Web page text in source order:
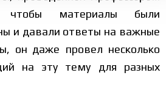
материалы были
и давали ответы на важные
он даже провел несколько
на эту тему для разных